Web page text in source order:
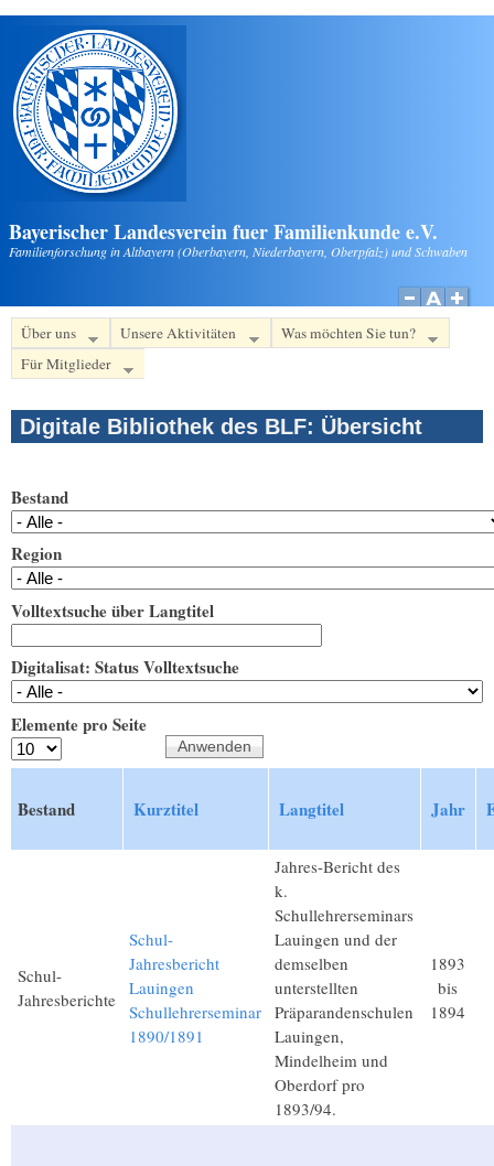
Direkt zum Inhalt
Bayerischer Landesverein fuer Familienkunde e.V.
Familienforschung in Altbayern (Oberbayern, Niederbayern, Oberpfalz) und Schwaben
Über uns Unsere Aktivitäten
Was möchten Sie tun?
Für Mitglieder
Digitale Bibliothek des BLF: Übersicht
Bestand
Region
Volltextsuche über Langtitel
Digitalisat: Status Volltextsuche
Elemente pro Seite
Bestand Kurztitel Langtitel Jahr
Schul-
Jahresberichte
Schul-
Jahresbericht
Lauingen
Schullehrerseminar
1890/1891
Jahres-Bericht des
k.
Schullehrerseminars
Lauingen und der
demselben
unterstellten
Präparandenschulen
Lauingen,
Mindelheim und
Oberdorf pro
1893/94.
1893
bis
1894